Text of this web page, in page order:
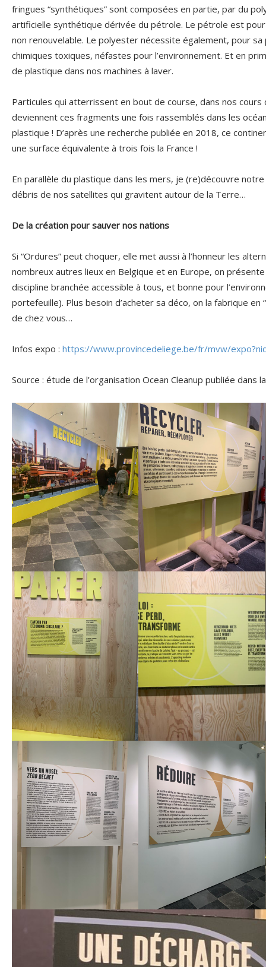
fringues “synthétiques” sont composées en partie, par du
artificielle synthétique dérivée du pétrole. Le pétrole est
non renouvelable. Le polyester nécessite également, pour
chimiques toxiques, néfastes pour l’environnement. Et en
de plastique dans nos machines à laver.
Particules qui atterrissent en bout de course, dans nos cours
deviennent ces fragments une fois rassemblés dans les
plastique ! D’après une recherche publiée en 2018, ce
une surface équivalente à trois fois la France !
En parallèle du plastique dans les mers, je (re)découvre
débris de nos satellites qui gravitent autour de la Terre…
De la création pour sauver nos nations
Si “Ordures” peut choquer, elle met aussi à l’honneur les
nombreux autres lieux en Belgique et en Europe, on présente
discipline branchée accessible à tous, et bonne pour
portefeuille). Plus besoin d’acheter sa déco, on la fabrique en
de chez vous…
Infos expo : https://www.provincedeliege.be/fr/mvw/
Source : étude de l’organisation Ocean Cleanup publiée dans